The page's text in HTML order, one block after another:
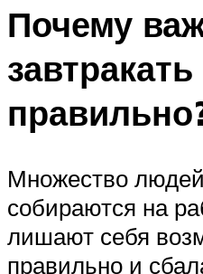
Почему
завтракать
Множество
собираются на
лишают себя
правильно и